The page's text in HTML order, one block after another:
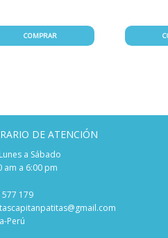
COMPRAR
DE ATENCIÓN
a Sábado
am a 6:00 pm
577 179
Perú